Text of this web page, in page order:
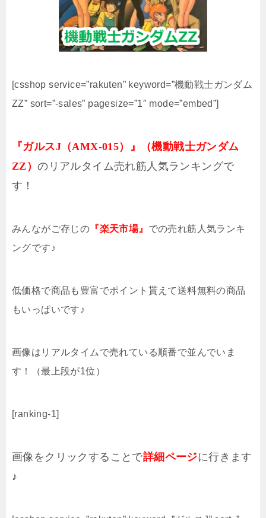
[csshop service=”rakuten” keyword=”機動戦士ガンダム
ΖΖ” sort=”-sales” pagesize=”1″ mode=”embed”]
『ガルスJ（AMX-015）』（機動戦士ガンダム
ΖΖ）のリアルタイム売れ筋人気ランキングで
す！
みんながご存じの 『楽天市場』 での売れ筋人気ランキ
ングです♪
低価格で商品も豊富でポイント貰えて送料無料の商品
もいっぱいです♪
画像はリアルタイムで売れている順番で並んでいま
す！（最上段が1位）
[ranking-1]
画像をクリックすることで詳細ページに行きます
♪